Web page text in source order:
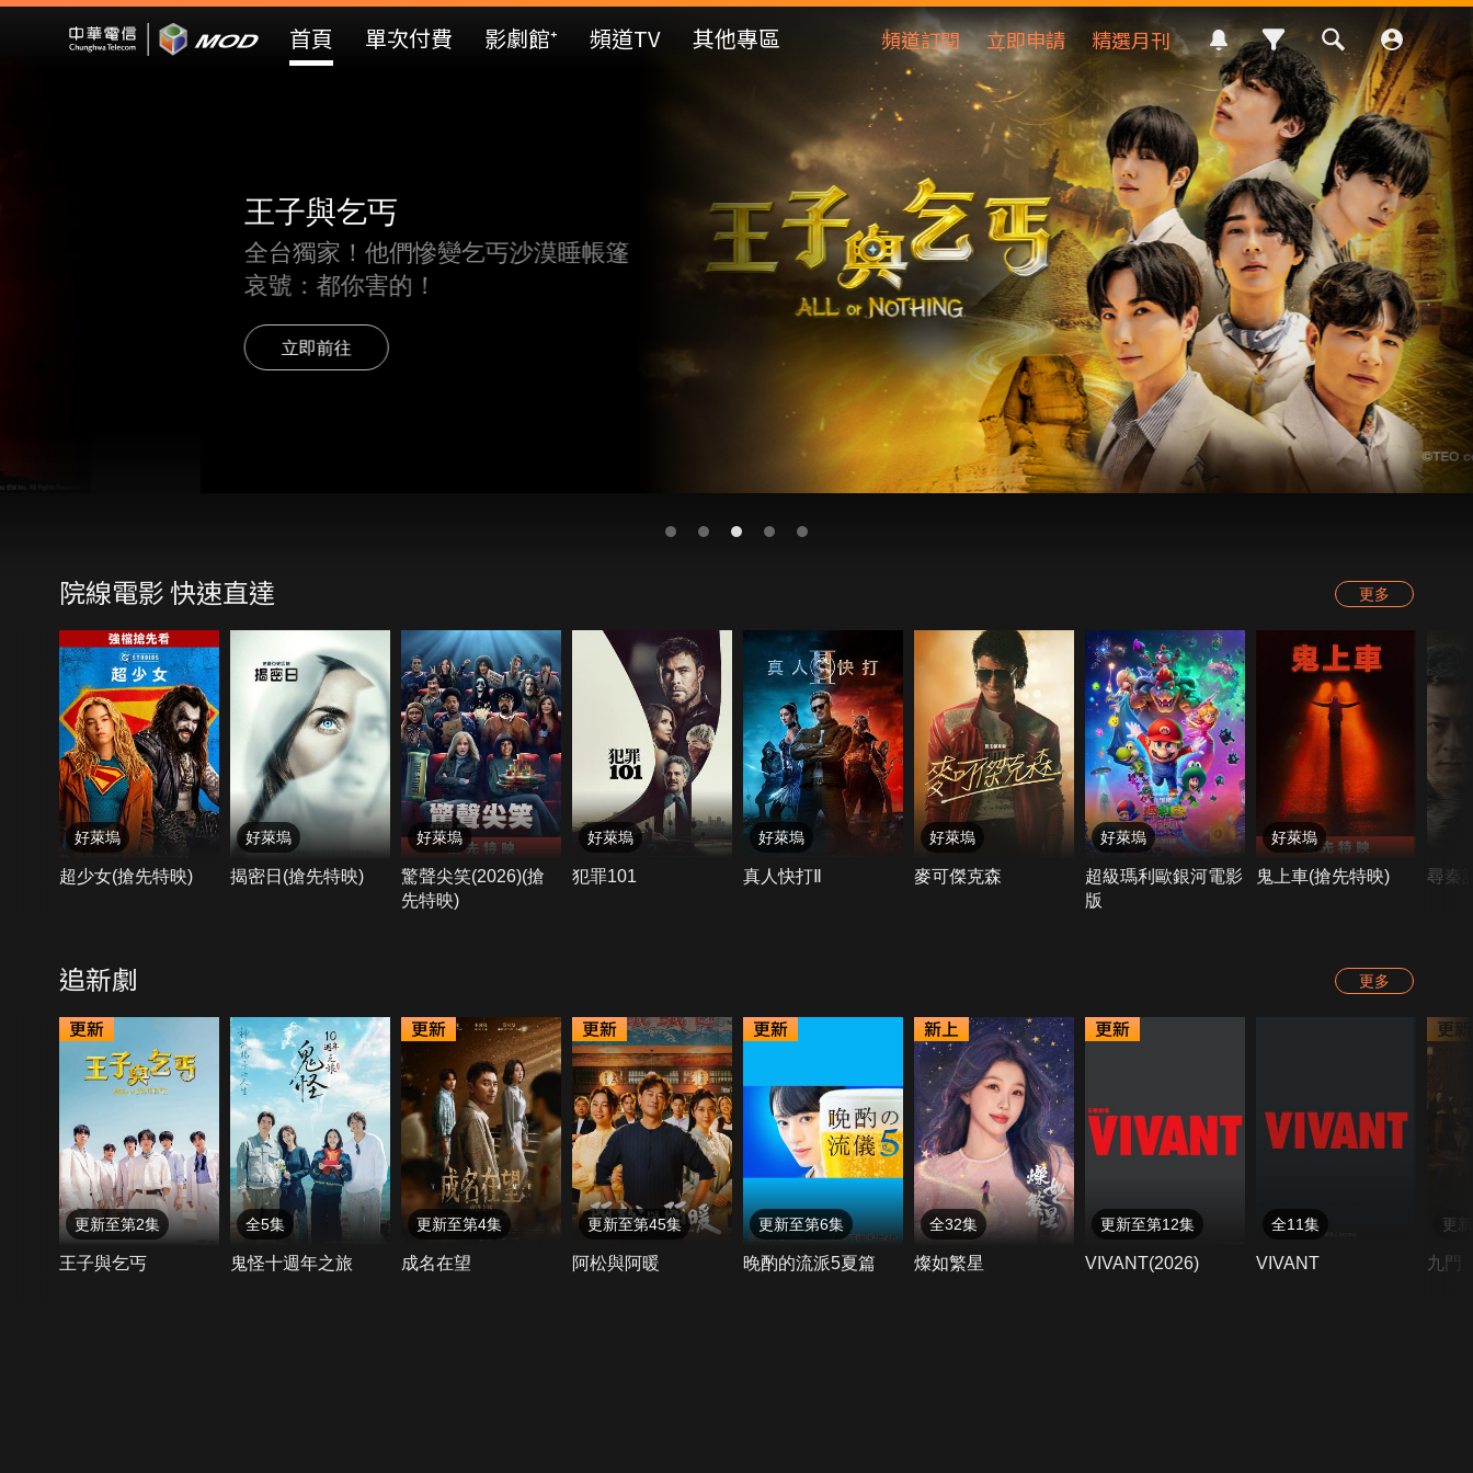
Mod Web
首頁 單次付費 影劇館⁺ 頻道TV 其他專區 頻道訂閱 立即申請 精選月刊
王子與乞丐
全台獨家！他們慘變乞丐沙漠睡帳篷
哀號：都你害的！
院線電影 快速直達 更多
好萊塢
超少女(搶先特映)
好萊塢
揭密日(搶先特映)
好萊塢
驚聲尖笑(2026)(搶
先特映)
好萊塢
犯罪101
好萊塢
真人快打Ⅱ
好萊塢
麥可傑克森
好萊塢
超級瑪利歐銀河電影
版
好萊塢
鬼上車(搶先特映) 尋秦
追新劇 更多
更新至第2集
王子與乞丐
全5集
鬼怪十週年之旅
更新至第4集
成名在望
更新至第45集
阿松與阿暖
更新至第6集
晚酌的流派5夏篇
全32集
燦如繁星
更新至第12集
VIVANT(2026)
全11集
VIVANT
更
九門